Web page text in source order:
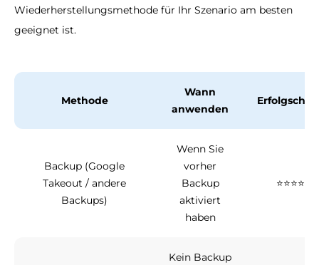
Wiederherstellungsmethode für Ihr Szenario am besten
geeignet ist.
Methode
Wann
anwenden
Backup (Google
Takeout / andere
Backups)
Wenn Sie
vorher
Backup
aktiviert
haben
⭐⭐⭐⭐⭐
Kein Backup